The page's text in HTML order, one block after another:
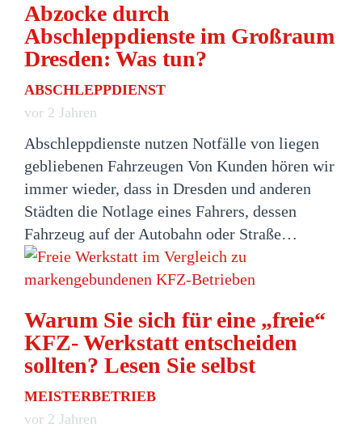
Abzocke durch
Abschleppdienste im Großraum
Dresden: Was tun?
ABSCHLEPPDIENST
vor 2 Jahren
Abschleppdienste nutzen Notfälle von liegen
gebliebenen Fahrzeugen Von Kunden hören wir
immer wieder, dass in Dresden und anderen
Städten die Notlage eines Fahrers, dessen
Fahrzeug auf der Autobahn oder Straße…
Warum Sie sich für eine „freie“
KFZ- Werkstatt entscheiden
sollten? Lesen Sie selbst
MEISTERBETRIEB
vor 2 Jahren